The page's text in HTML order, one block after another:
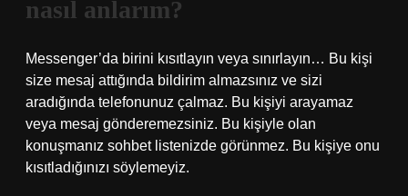
nasıl anlarım?
Messenger’da birini kısıtlayın veya sınırlayın… Bu kişi
size mesaj attığında bildirim almazsınız ve sizi
aradığında telefonunuz çalmaz. Bu kişiyi arayamaz
veya mesaj gönderemezsiniz. Bu kişiyle olan
konuşmanız sohbet listenizde görünmez. Bu kişiye onu
kısıtladığınızı söylemeyiz.